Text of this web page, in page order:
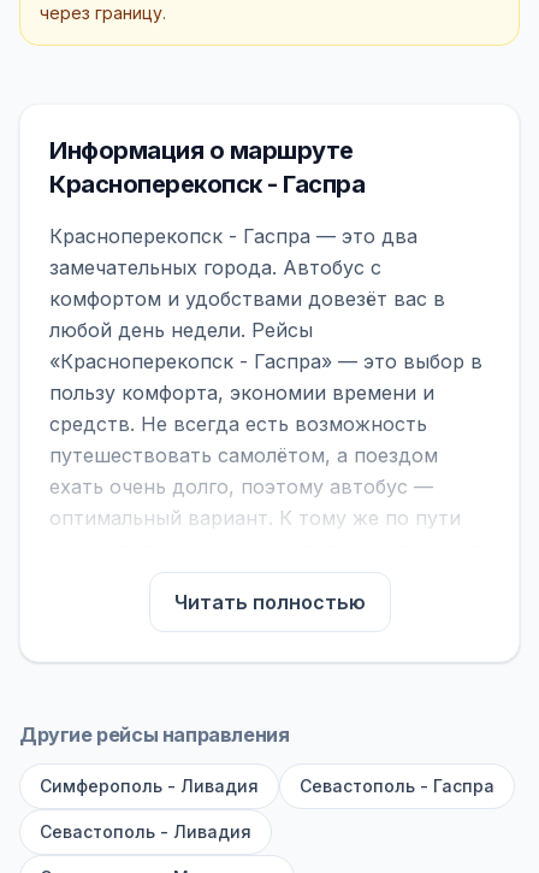
через границу.
Информация о маршруте
Красноперекопск - Гаспра
Красноперекопск - Гаспра — это два
замечательных города. Автобус с
комфортом и удобствами довезёт вас в
любой день недели. Рейсы
«Красноперекопск - Гаспра» — это выбор в
пользу комфорта, экономии времени и
средств. Не всегда есть возможность
путешествовать самолётом, а поездом
ехать очень долго, поэтому автобус —
оптимальный вариант. К тому же по пути
между ними.
На нашем сайте вы можете найти
расписание автобусов Красноперекопск -
подходящий. Если важна скорость —
мест). Если важен комфорт — выбирайте
большие автобусы (от 40 мест): у них лучше
подвеска и дорога ощущается меньше.
Читать полностью
Другие рейсы направления
Симферополь - Ливадия Севастополь - Гаспра
Севастополь - Ливадия